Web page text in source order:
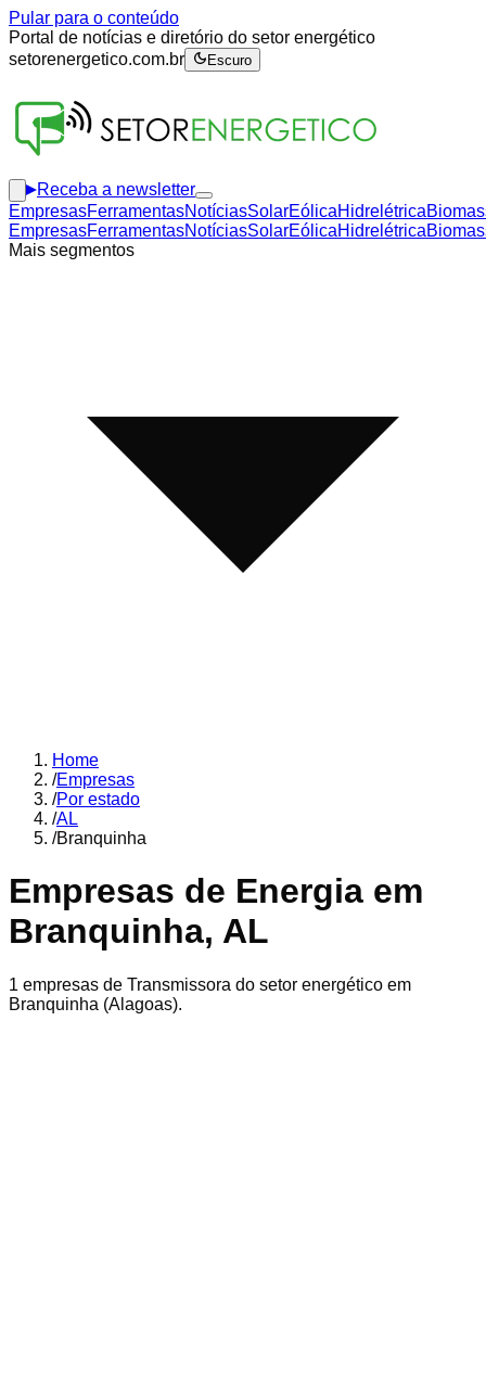
Pular para o conteúdo
Portal de notícias e diretório do setor energético
setorenergetico.com.br
Escuro
Receba a newsletter
EmpresasFerramentasNotíciasSolarEólicaHidrelétrica
EmpresasFerramentasNotíciasSolarEólicaHidrelétrica
Mais segmentos
Home
/Empresas
/Por estado
/AL
/Branquinha
Empresas de Energia em
Branquinha, AL
1 empresas de Transmissora do setor energético em
Branquinha (Alagoas).